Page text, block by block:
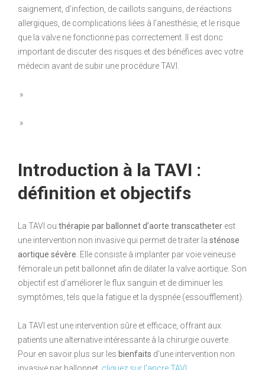
saignement, d’infection, de caillots sanguins, de réactions
allergiques, de complications liées à l’anesthésie, et le risque
que la valve ne fonctionne pas correctement. Il est donc
important de discuter des risques et des bénéfices avec votre
médecin avant de subir une procédure TAVI.
»
»
Introduction à la TAVI :
définition et objectifs
La TAVI ou thérapie par ballonnet d’aorte transcatheter est
une intervention non invasive qui permet de traiter la sténose
aortique sévère . Elle consiste à implanter par voie veineuse
fémorale un petit ballonnet afin de dilater la valve aortique. Son
objectif est d’améliorer le flux sanguin et de diminuer les
symptômes, tels que la fatigue et la dyspnée (essoufflement).
La TAVI est une intervention sûre et efficace, offrant aux
patients une alternative intéressante à la chirurgie ouverte.
Pour en savoir plus sur les bienfaits d’une intervention non